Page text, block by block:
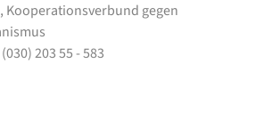
Kooperationsverbund gegen
203 55 - 583